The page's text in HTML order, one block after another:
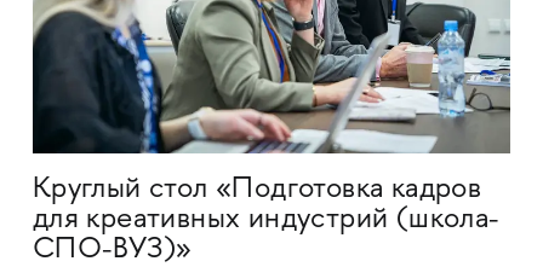
Круглый стол «Подготовка кадров
для креативных индустрий (школа-
СПО-ВУЗ)»